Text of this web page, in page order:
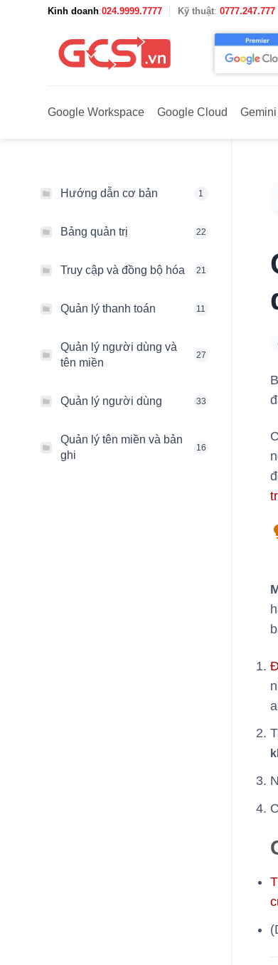
Kinh doanh:024.9999.7777 Kỹ thuật:0777.247.777
Google Workspace Google Cloud Gemini
Hướng dẫn cơ bản 1
Bảng quản trị 22
Truy cập và đồng bộ hóa 21
Quản lý thanh toán 11
Quản lý người dùng và
tên miền
27
Quản lý người dùng 33
Quản lý tên miền và bản
ghi
16